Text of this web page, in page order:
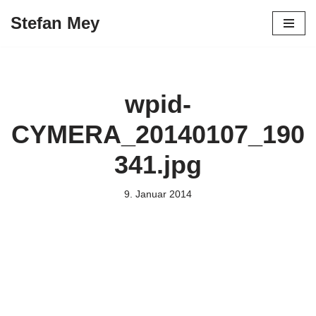
Stefan Mey
wpid-
CYMERA_20140107_190
341.jpg
9. Januar 2014